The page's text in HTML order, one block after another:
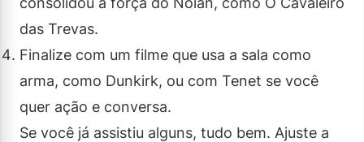
das Trevas.
Finalize com um filme que usa a sala como
arma, como Dunkirk, ou com Tenet se você
quer ação e conversa.
Se você já assistiu alguns, tudo bem. Ajuste a